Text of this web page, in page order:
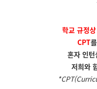
학교 규정
CPT
혼자 인
저희와